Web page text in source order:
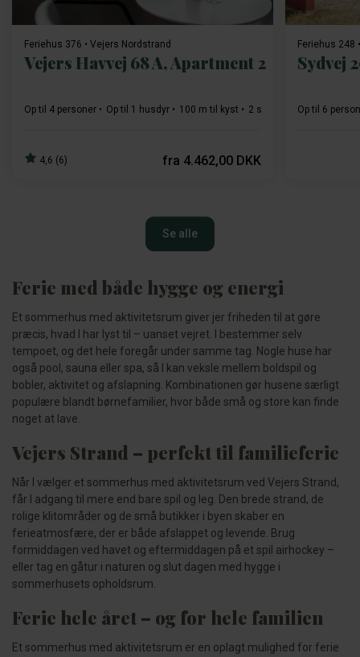
Feriehus 376 • Vejers Nordstrand
Vejers Havvej 68 A, Apartment 2
Op til 4 personer Op til 1 husdyr 100 m til kyst 2 soverum Gratis Wi-Fi
4,6 (6) fra 4.462,00 DKK
Feriehus 248
Sydvej
Op til 6
Se alle
Ferie med både hygge og energi
Et sommerhus med aktivitetsrum giver jer friheden til at gøre
præcis, hvad I har lyst til – uanset vejret. I bestemmer selv
tempoet, og det hele foregår under samme tag. Nogle huse har
også pool, sauna eller spa, så I kan veksle mellem boldspil og
bobler, aktivitet og afslapning. Kombinationen gør husene særligt
populære blandt børnefamilier, hvor både små og store kan finde
noget at lave.
Vejers Strand – perfekt til familieferie
Når I vælger et sommerhus med aktivitetsrum ved Vejers Strand,
får I adgang til mere end bare spil og leg. Den brede strand, de
rolige klitområder og de små butikker i byen skaber en
ferieatmosfære, der er både afslappet og levende. Brug
formiddagen ved havet og eftermiddagen på et spil airhockey –
eller tag en gåtur i naturen og slut dagen med hygge i
sommerhusets opholdsrum.
Ferie hele året – og for hele familien
Et sommerhus med aktivitetsrum er en oplagt mulighed for ferie